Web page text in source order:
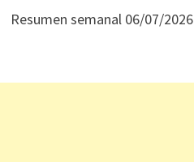
Resumen semanal 06/07/2026